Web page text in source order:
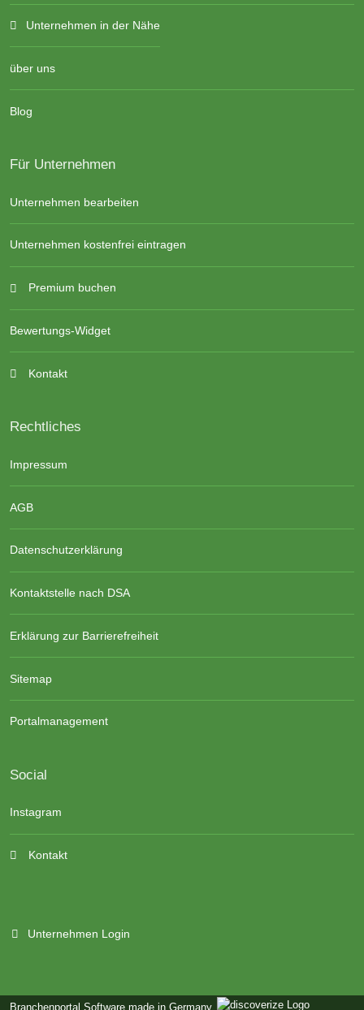
Unternehmen in der Nähe
über uns
Blog
Für Unternehmen
Unternehmen bearbeiten
Unternehmen kostenfrei eintragen
Premium buchen
Bewertungs-Widget
Kontakt
Rechtliches
Impressum
AGB
Datenschutzerklärung
Kontaktstelle nach DSA
Erklärung zur Barrierefreiheit
Sitemap
Portalmanagement
Social
Instagram
Kontakt
Unternehmen Login
Branchenportal Software made in Germany